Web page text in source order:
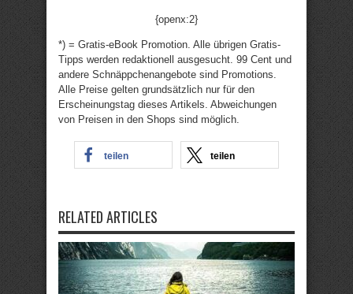
{openx:2}
*) = Gratis-eBook Promotion. Alle übrigen Gratis-
Tipps werden redaktionell ausgesucht. 99 Cent und
andere Schnäppchenangebote sind Promotions.
Alle Preise gelten grundsätzlich nur für den
Erscheinungstag dieses Artikels. Abweichungen
von Preisen in den Shops sind möglich.
teilen teilen
RELATED ARTICLES